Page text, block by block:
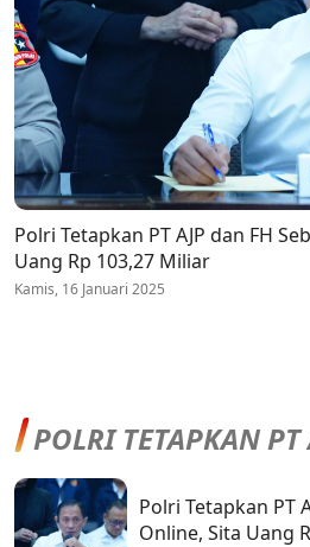
Polri Tetapkan PT AJP dan FH
Uang Rp 103,27 Miliar
Kamis, 16 Januari 2025
POLRI TETAPKAN
TERSANGKA TPP
Polri Tetapkan PT
Online, Sita Uang